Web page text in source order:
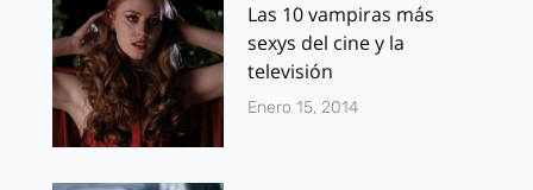
Las 10 vampiras más
sexys del cine y la
televisión
Enero 15, 2014